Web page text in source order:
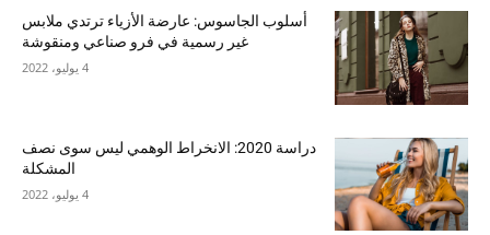
أسلوب الجاسوس: عارضة الأزياء ترتدي ملابس
غير رسمية في فرو صناعي ومنقوشة
4 يوليو، 2022
دراسة 2020: الانخراط الوهمي ليس سوى نصف
المشكلة
4 يوليو، 2022